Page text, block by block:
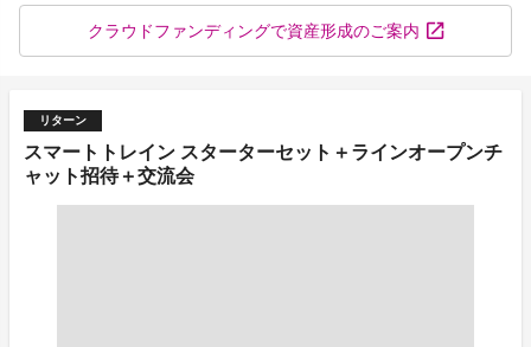
クラウドファンディングで資産形成のご案内
リターン
スマートトレイン スターターセット＋ラインオープンチ
ャット招待＋交流会